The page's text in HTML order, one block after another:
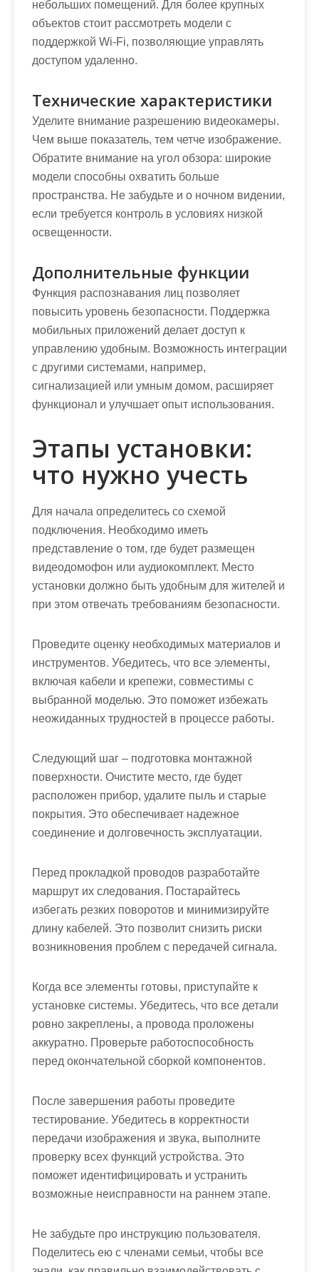
небольших помещений. Для более крупных
объектов стоит рассмотреть модели с
поддержкой Wi-Fi, позволяющие управлять
доступом удаленно.
Технические характеристики
Уделите внимание разрешению видеокамеры.
Чем выше показатель, тем четче изображение.
Обратите внимание на угол обзора: широкие
модели способны охватить больше
пространства. Не забудьте и о ночном видении,
если требуется контроль в условиях низкой
освещенности.
Дополнительные функции
Функция распознавания лиц позволяет
повысить уровень безопасности. Поддержка
мобильных приложений делает доступ к
управлению удобным. Возможность интеграции
с другими системами, например,
сигнализацией или умным домом, расширяет
функционал и улучшает опыт использования.
Этапы установки:
что нужно учесть
Для начала определитесь со схемой
подключения. Необходимо иметь
представление о том, где будет размещен
видеодомофон или аудиокомплект. Место
установки должно быть удобным для жителей и
при этом отвечать требованиям безопасности.
Проведите оценку необходимых материалов и
инструментов. Убедитесь, что все элементы,
включая кабели и крепежи, совместимы с
выбранной моделью. Это поможет избежать
неожиданных трудностей в процессе работы.
Следующий шаг – подготовка монтажной
поверхности. Очистите место, где будет
расположен прибор, удалите пыль и старые
покрытия. Это обеспечивает надежное
соединение и долговечность эксплуатации.
Перед прокладкой проводов разработайте
маршрут их следования. Постарайтесь
избегать резких поворотов и минимизируйте
длину кабелей. Это позволит снизить риски
возникновения проблем с передачей сигнала.
Когда все элементы готовы, приступайте к
установке системы. Убедитесь, что все детали
ровно закреплены, а провода проложены
аккуратно. Проверьте работоспособность
перед окончательной сборкой компонентов.
После завершения работы проведите
тестирование. Убедитесь в корректности
передачи изображения и звука, выполните
проверку всех функций устройства. Это
поможет идентифицировать и устранить
возможные неисправности на раннем этапе.
Не забудьте про инструкцию пользователя.
Поделитесь ею с членами семьи, чтобы все